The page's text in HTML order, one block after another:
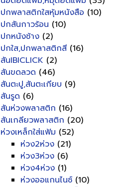
ปกพลาสติกใสหุ้มหนังสือ (10)
ปกสันกาวร้อน (10)
ปกหนังช้าง (2)
ปกใส,ปกพลาสติกสี (16)
สันIBICLICK (2)
สันขดลวด (46)
สันตะปู,สันตะเกียบ (9)
สันรูด (6)
สันห่วงพลาสติก (16)
สันเกลียวพลาสติก (20)
ห่วงเหล็กใส่แฟ้ม (52)
ห่วง2ห่วง (21)
ห่วง3ห่วง (6)
ห่วง4ห่วง (1)
ห่วงออแกนไนซ์ (10)